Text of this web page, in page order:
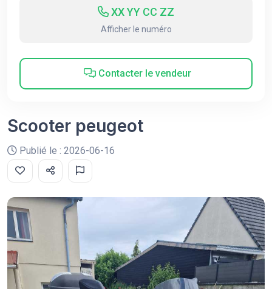
XX YY CC ZZ
Afficher le numéro
Contacter le vendeur
Scooter peugeot
Publié le : 2026-06-16